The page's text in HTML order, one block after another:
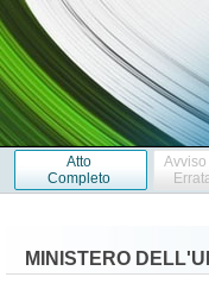
Atto
Completo
MINISTERO